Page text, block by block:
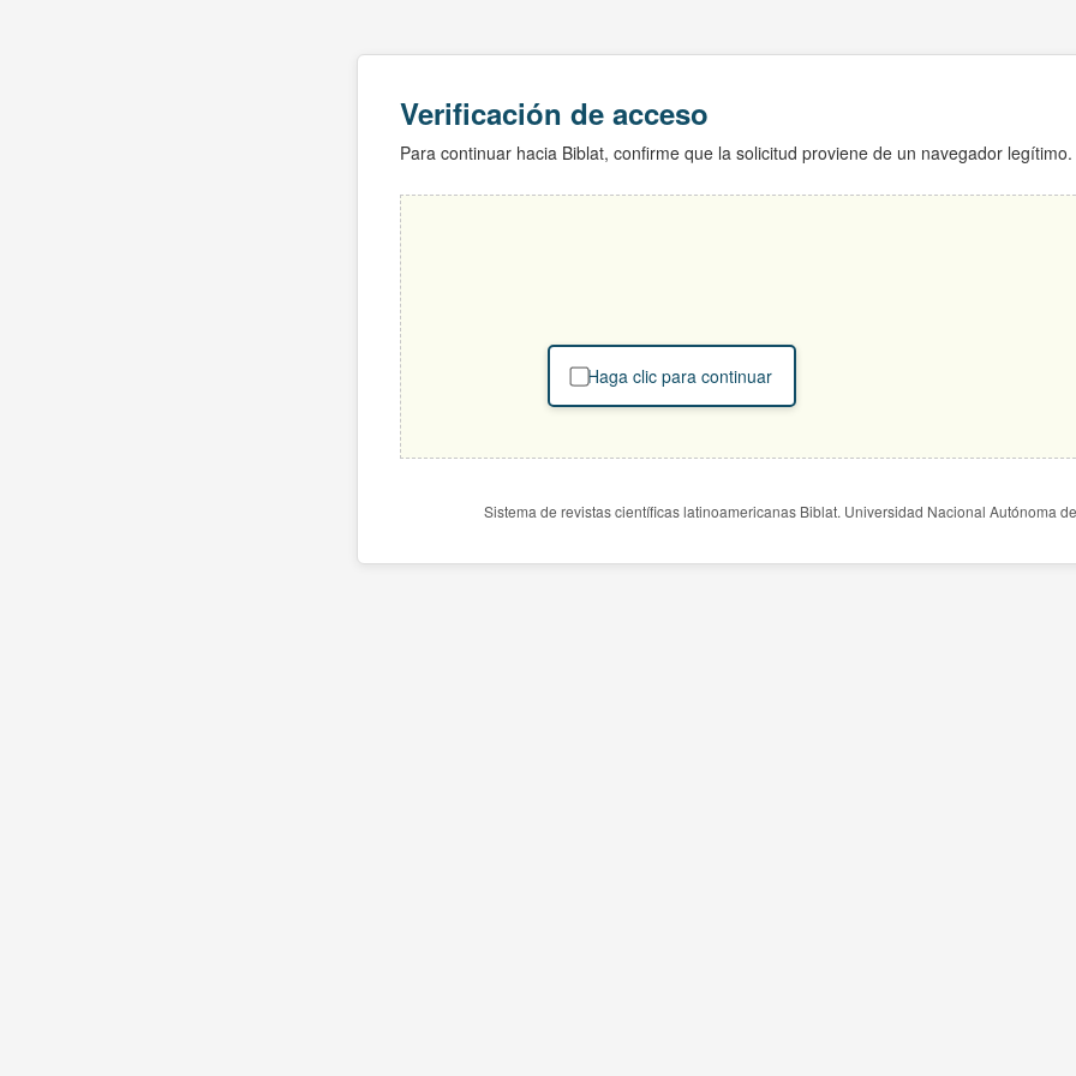
Verificación de acceso
Para continuar hacia Biblat, confirme que la solicitud proviene de un navegador legítimo.
Haga clic para continuar
Sistema de revistas científicas latinoamericanas Biblat. Universidad Nacional Autónoma